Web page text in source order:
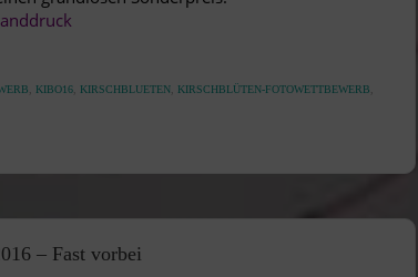
KIBO16 KIRSCHBLUETEN KIRSCHBLÜTEN-FOTOWETTBEWERB
– Fast vorbei